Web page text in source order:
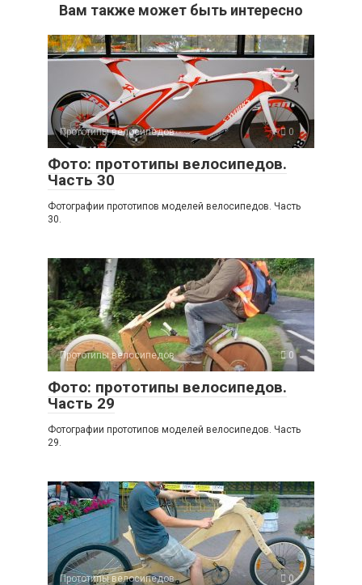
Вам также может быть интересно
Прототипы велосипедов 0
Фото: прототипы велосипедов.
Часть 30
Фотографии прототипов моделей велосипедов. Часть
30.
Прототипы велосипедов 0
Фото: прототипы велосипедов.
Часть 29
Фотографии прототипов моделей велосипедов. Часть
29.
Прототипы велосипедов 0